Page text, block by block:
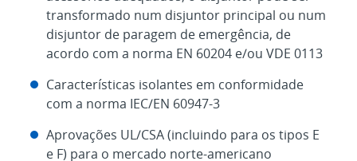
transformado num disjuntor principal ou num
disjuntor de paragem de emergência, de
acordo com a norma EN 60204 e/ou VDE 0113
Características isolantes em conformidade
com a norma IEC/EN 60947-3
Aprovações UL/CSA (incluindo para os tipos E
e F) para o mercado norte-americano